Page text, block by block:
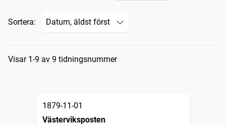
Sortera:
Sökresultat
Visar 1-9 av 9 tidningsnummer
1879-11-01
Västerviksposten